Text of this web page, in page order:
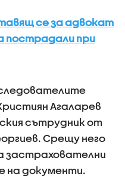
се за адвокат
пострадали при
Агаларев
сътрудник от
Срещу него
застрахователни
на документи.